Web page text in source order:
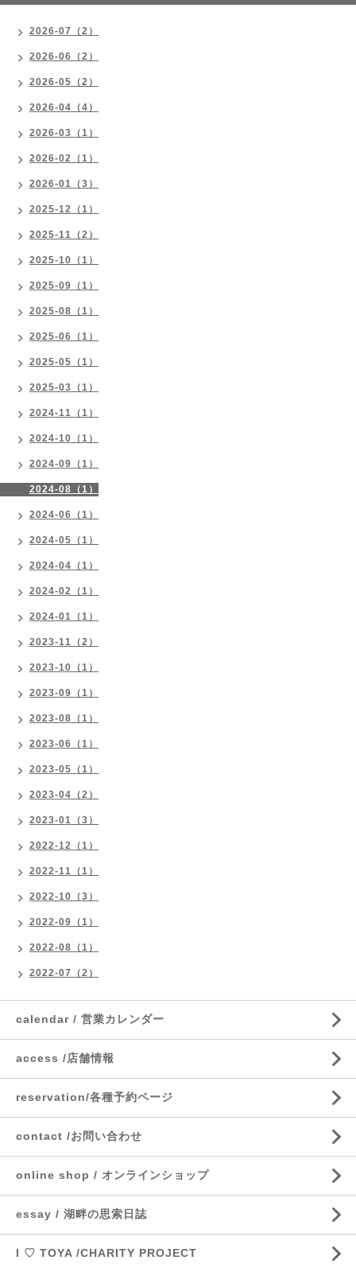
2026-07（2）
2026-06（2）
2026-05（2）
2026-04（4）
2026-03（1）
2026-02（1）
2026-01（3）
2025-12（1）
2025-11（2）
2025-10（1）
2025-09（1）
2025-08（1）
2025-06（1）
2025-05（1）
2025-03（1）
2024-11（1）
2024-10（1）
2024-09（1）
2024-08（1）
2024-06（1）
2024-05（1）
2024-04（1）
2024-02（1）
2024-01（1）
2023-11（2）
2023-10（1）
2023-09（1）
2023-08（1）
2023-06（1）
2023-05（1）
2023-04（2）
2023-01（3）
2022-12（1）
2022-11（1）
2022-10（3）
2022-09（1）
2022-08（1）
2022-07（2）
calendar / 営業カレンダー
access /店舗情報
reservation/各種予約ページ
contact /お問い合わせ
online shop / オンラインショップ
essay / 湖畔の思索日誌
I ♡ TOYA /CHARITY PROJECT